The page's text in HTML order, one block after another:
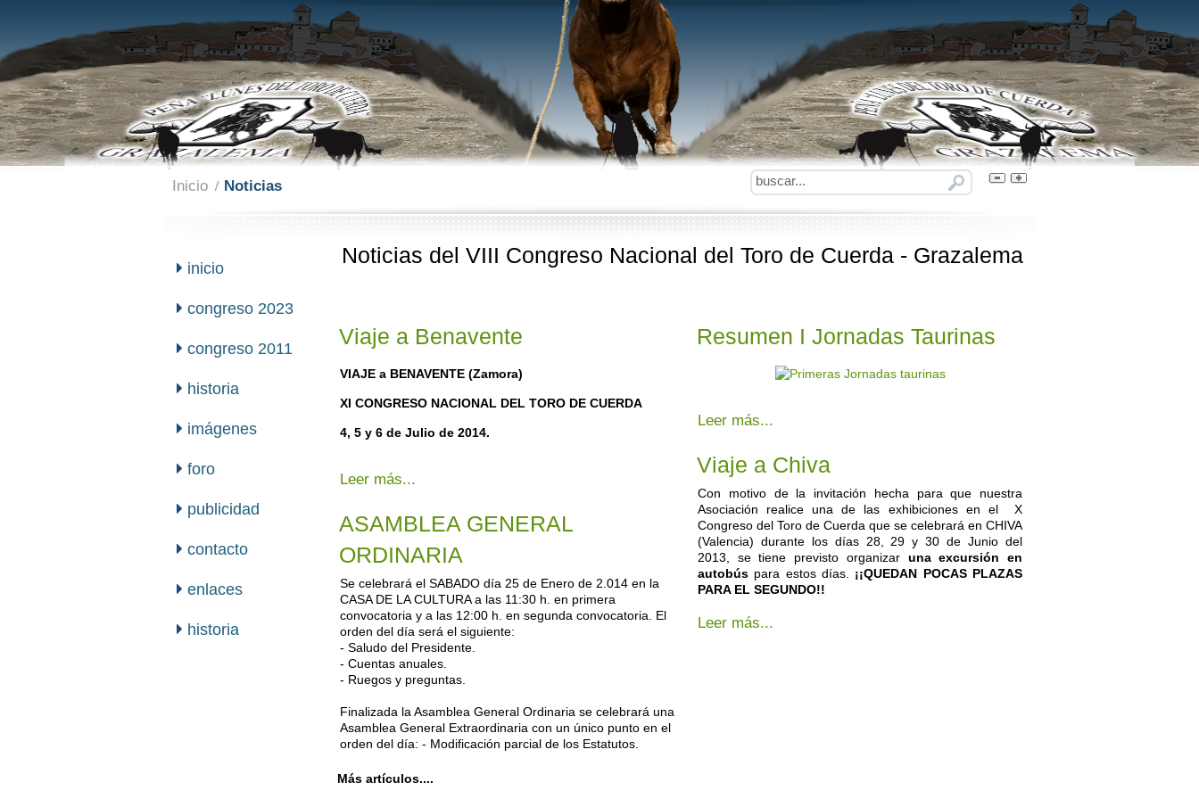
Inicio Noticias
inicio
congreso 2023
congreso 2011
historia
imágenes
foro
publicidad
contacto
enlaces
historia
Noticias del VIII Congreso Nacional del Toro de Cuerda - Grazalema
Viaje a Benavente
VIAJE a BENAVENTE (Zamora)
XI CONGRESO NACIONAL DEL TORO DE CUERDA
4, 5 y 6 de Julio de 2014.
Leer más...
ASAMBLEA GENERAL
ORDINARIA
Se celebrará el SABADO día 25 de Enero de 2.014 en la
CASA DE LA CULTURA a las 11:30 h. en primera
convocatoria y a las 12:00 h. en segunda convocatoria. El
orden del día será el siguiente:
- Saludo del Presidente.
- Cuentas anuales.
- Ruegos y preguntas.
Finalizada la Asamblea General Ordinaria se celebrará una
Asamblea General Extraordinaria con un único punto en el
orden del día: - Modificación parcial de los Estatutos.
Resumen I Jornadas Taurinas
Leer más...
Viaje a Chiva
Con motivo de la invitación hecha para que nuestra
Asociación realice una de las exhibiciones en el X
Congreso del Toro de Cuerda que se celebrará en CHIVA
(Valencia) durante los días 28, 29 y 30 de Junio del
2013, se tiene previsto organizar una excursión en
autobús para estos días. ¡¡QUEDAN POCAS PLAZAS
PARA EL SEGUNDO!!
Leer más...
Más artículos....